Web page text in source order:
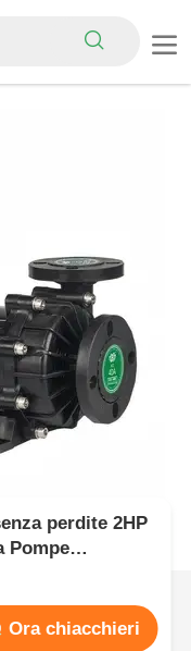
perdite 2HP
Pompe
Ora chiacchieri